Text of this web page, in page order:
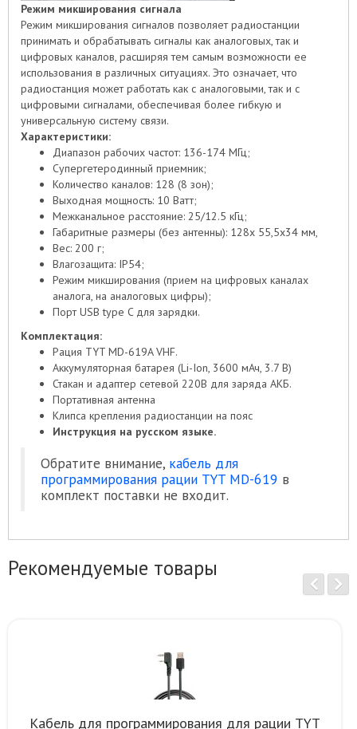
Режим микширования сигнала
Режим микширования сигналов позволяет радиостанции
принимать и обрабатывать сигналы как аналоговых, так и
цифровых каналов, расширяя тем самым возможности ее
использования в различных ситуациях. Это означает, что
радиостанция может работать как с аналоговыми, так и с
цифровыми сигналами, обеспечивая более гибкую и
универсальную систему связи.
Характеристики:
Диапазон рабочих частот: 136-174 МГц;
Супергетеродинный приемник;
Количество каналов: 128 (8 зон);
Выходная мощность: 10 Ватт;
Межканальное расстояние: 25/12.5 кГц;
Габаритные размеры (без антенны): 128x 55,5x34 мм,
Вес: 200 г;
Влагозащита: IP54;
Режим микширования (прием на цифровых каналах
аналога, на аналоговых цифры);
Порт USB type C для зарядки.
Комплектация:
Рация TYT MD-619A VHF.
Аккумуляторная батарея (Li-Ion, 3600 мАч, 3.7 В)
Стакан и адаптер сетевой 220В для заряда АКБ.
Портативная антенна
Клипса крепления радиостанции на пояс
Инструкция на русском языке.
Обратите внимание, кабель для
программирования рации TYT MD-619 в
комплект поставки не входит.
Рекомендуемые товары
Кабель для программирования для рации TYT